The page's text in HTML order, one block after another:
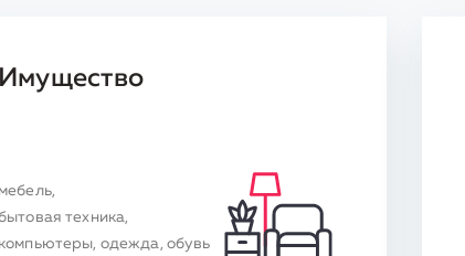
Имущество
мебель,
техника,
компьютеры, одежда, обувь